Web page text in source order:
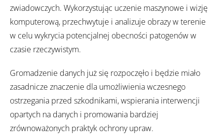
zwiadowczych. Wykorzystując uczenie maszynowe i wizję
komputerową, przechwytuje i analizuje obrazy w terenie
w celu wykrycia potencjalnej obecności patogenów w
czasie rzeczywistym.
Gromadzenie danych już się rozpoczęło i będzie miało
zasadnicze znaczenie dla umożliwienia wczesnego
ostrzegania przed szkodnikami, wspierania interwencji
opartych na danych i promowania bardziej
zrównoważonych praktyk ochrony upraw.